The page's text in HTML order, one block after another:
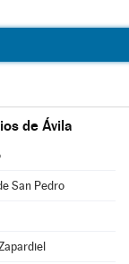
de Ávila
San Pedro